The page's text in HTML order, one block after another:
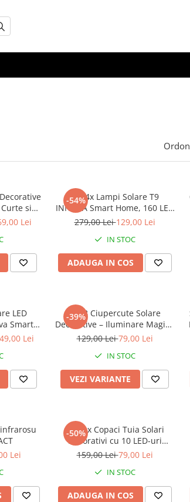
Lumina
Lei
-54%
Set 4x Lampi Solare T9
INNOVA Smart Home, 160 LED
COB, 8 Cadrane, Senzor
IP66 + Telecomandă, Cadou +
Garanție 3 Ani
279,00 Lei129,00 Lei
IN STOC
ADAUGA IN COS
LED
Smart
Lei
-39%
Set 8 Ciupercute Solare
Decorative – Iluminare Magica
pentru Gradina Ta
129,00 Lei79,00 Lei
IN STOC
VEZI VARIANTE
infrarosu
Lei
-50%
Set 2 x Copaci Tuia Solari
Decorativi cu 10 LED-uri
Multicolore, 70 Ramuri,
Automată cu Energie Solară
159,00 Lei79,00 Lei
IN STOC
ADAUGA IN COS